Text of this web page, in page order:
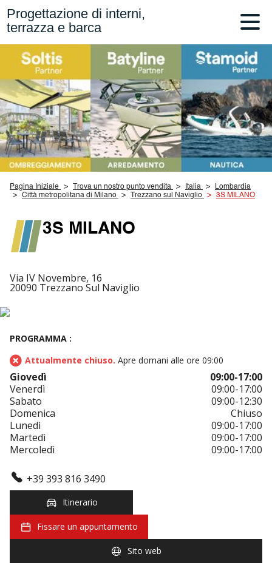
Progettazione di interni,
terrazza e barca
Pagina Iniziale Trova un nostro punto vendita Italia
Lombardia
Città metropolitana di Milano
Trezzano sul Naviglio 3S MILANO
3S MILANO
Via IV Novembre, 16
20090 Trezzano Sul Naviglio
PROGRAMMA :
Attualmente chiuso. Apre domani alle ore 09:00
Giovedì
09:00-17:00
Venerdì
09:00-17:00
Sabato
09:00-12:30
Domenica
Chiuso
Lunedì
09:00-17:00
Martedì
09:00-17:00
Mercoledì
09:00-17:00
+39 393 816 3490
Itinerario
Fissare un appuntamento
Sito web